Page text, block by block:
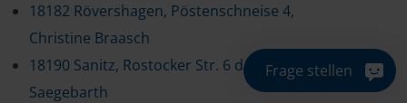
18182 Rövershagen, Pöstenschneise 4,
Christine Braasch
18190 Sanitz, Rostocker Str. 6 d, Sigrid
Saegebarth
Frage stellen